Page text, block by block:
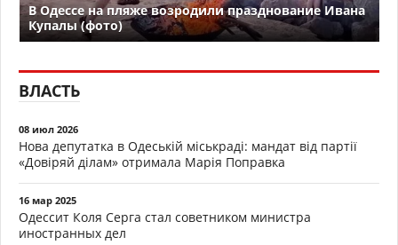
В Одессе на пляже возродили празднование Ивана
Купалы (фото)
ВЛАСТЬ
08 июл 2026
Нова депутатка в Одеській міськраді: мандат від партії
«Довіряй ділам» отримала Марія Поправка
16 мар 2025
Одессит Коля Серга стал советником министра
иностранных дел